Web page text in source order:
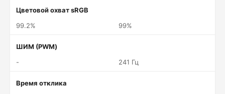
Цветовой охват sRGB
99.2%
99%
ШИМ (PWM)
-
241 Гц
Время отклика